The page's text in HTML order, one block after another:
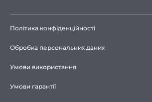
Політика конфіденційності
Обробка персональних даних
Умови використання
Умови гарантії